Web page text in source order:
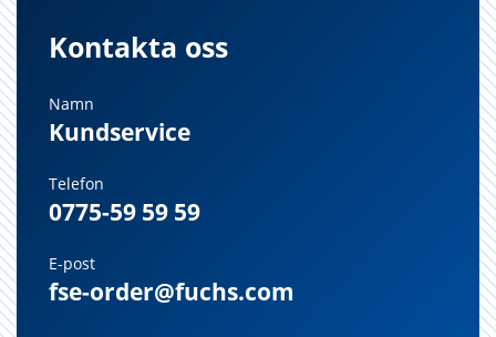
Kontakta oss
Namn
Kundservice
Telefon
0775-59 59 59
E-post
fse-order@fuchs.com